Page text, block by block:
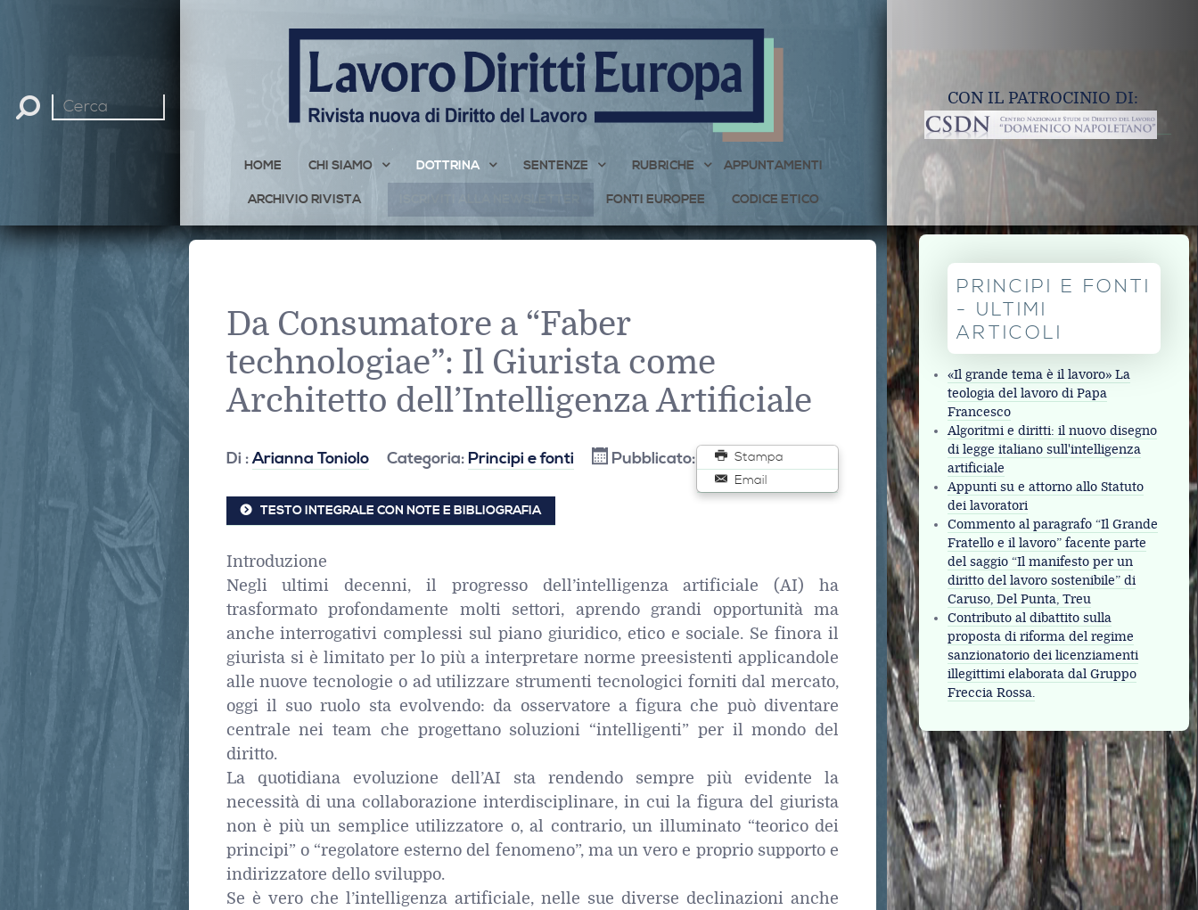
Cerca
nel
HOME CHI SIAMO DOTTRINA SENTENZE RUBRICHE APPUNTAMENTI
ARCHIVIO RIVISTA FONTI EUROPEE CODICE ETICO
CON IL PATROCINIO DI:
Da Consumatore a “Faber
technologiae”: Il Giurista come
Architetto dell’Intelligenza Artificiale
Stampa
Email
Di :Arianna Toniolo Categoria:Principi e fonti Pubblicato: 07 Luglio 2025
TESTO INTEGRALE CON NOTE E BIBLIOGRAFIA
Introduzione
Negli ultimi decenni, il progresso dell’intelligenza artificiale (AI) ha
trasformato profondamente molti settori, aprendo grandi opportunità ma
anche interrogativi complessi sul piano giuridico, etico e sociale. Se finora il
giurista si è limitato per lo più a interpretare norme preesistenti applicandole
alle nuove tecnologie o ad utilizzare strumenti tecnologici forniti dal mercato,
oggi il suo ruolo sta evolvendo: da osservatore a figura che può diventare
centrale nei team che progettano soluzioni “intelligenti” per il mondo del
diritto.
La quotidiana evoluzione dell’AI sta rendendo sempre più evidente la
necessità di una collaborazione interdisciplinare, in cui la figura del giurista
non è più un semplice utilizzatore o, al contrario, un illuminato “teorico dei
principi” o “regolatore esterno del fenomeno”, ma un vero e proprio supporto e
indirizzatore dello sviluppo.
Se è vero che l’intelligenza artificiale, nelle sue diverse declinazioni anche
PRINCIPI E FONTI
- ULTIMI
ARTICOLI
«Il grande tema è il lavoro» La
teologia del lavoro di Papa
Francesco
Algoritmi e diritti: il nuovo disegno
di legge italiano sull'intelligenza
artificiale
Appunti su e attorno allo Statuto
dei lavoratori
Commento al paragrafo “Il Grande
Fratello e il lavoro” facente parte
del saggio “Il manifesto per un
diritto del lavoro sostenibile” di
Caruso, Del Punta, Treu
Contributo al dibattito sulla
proposta di riforma del regime
sanzionatorio dei licenziamenti
illegittimi elaborata dal Gruppo
Freccia Rossa.